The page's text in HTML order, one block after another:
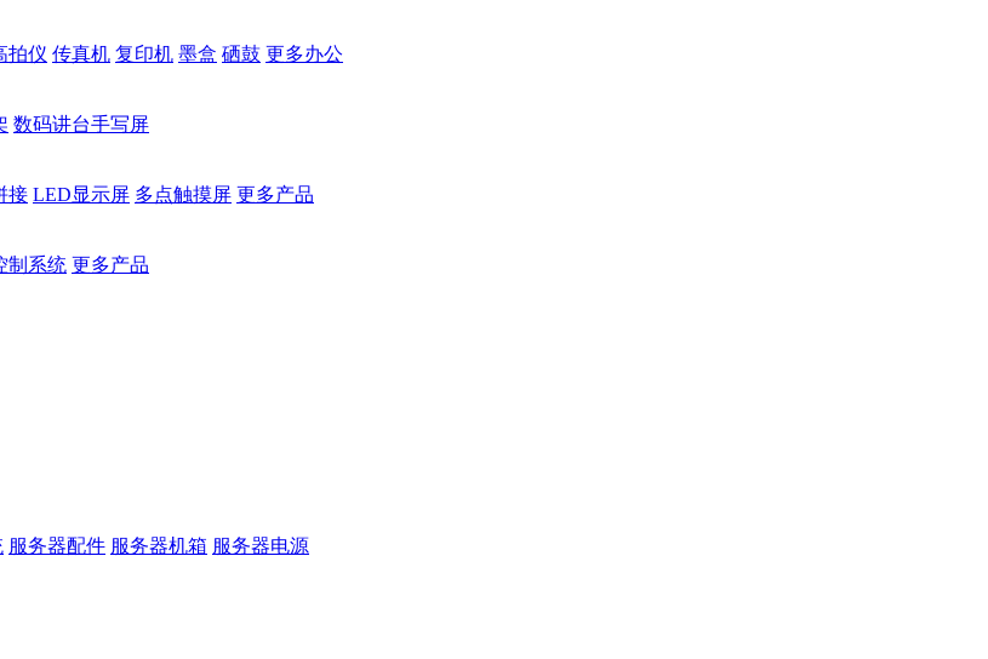
拍仪 传真机 复印机 墨盒 硒鼓 更多办公
数码讲台手写屏
接 LED显示屏 多点触摸屏 更多产品
制系统 更多产品
服务器配件 服务器机箱 服务器电源